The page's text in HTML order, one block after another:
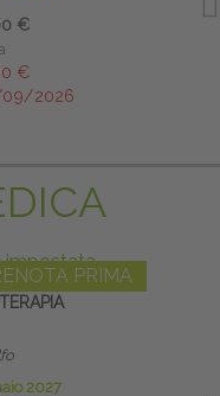
€
€
09/2026
PRIMA
2027